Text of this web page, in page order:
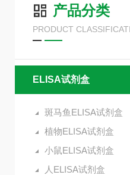
产品分类
PRODUCT
ELISA试剂盒
斑马鱼ELISA试剂盒
植物ELISA试剂盒
小鼠ELISA试剂盒
人ELISA试剂盒